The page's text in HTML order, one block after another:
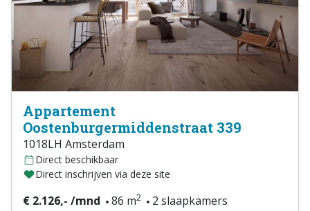
Appartement
Oostenburgermiddenstraat 339
1018LH Amsterdam
Direct beschikbaar
Direct inschrijven via deze site
€ 2.126,- /mnd 86 m2 2 slaapkamers